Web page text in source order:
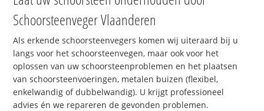
Schoorsteenveger Vlaanderen
Als erkende schoorsteenvegers komen wij uiteraard bij u
langs voor het schoorsteenvegen, maar ook voor het
oplossen van uw schoorsteenproblemen en het plaatsen
van schoorsteenvoeringen, metalen buizen (flexibel,
enkelwandig of dubbelwandig). U krijgt professioneel
advies én we repareren de gevonden problemen.